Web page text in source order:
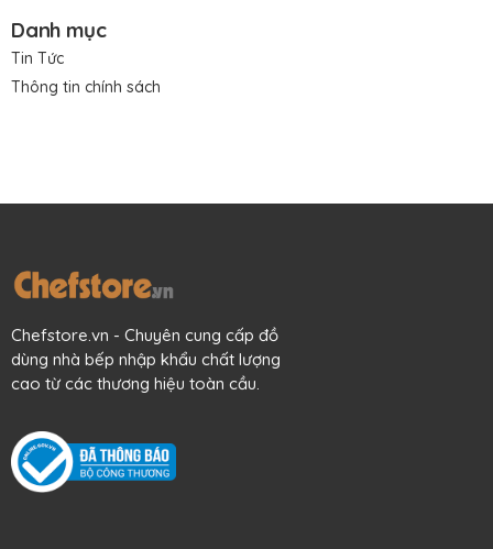
Danh mục
Tin Tức
Thông tin chính sách
Chefstore.vn - Chuyên cung cấp đồ
dùng nhà bếp nhập khẩu chất lượng
cao từ các thương hiệu toàn cầu.